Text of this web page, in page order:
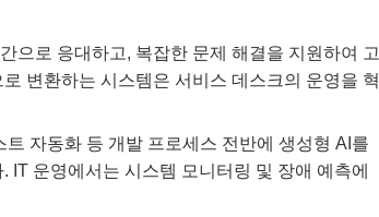
으로 응대하고, 복잡한 문제 해결을 지원하여 고
변환하는 시스템은 서비스 데스크의 운영을 혁
트 자동화 등 개발 프로세스 전반에 생성형 AI를
운영에서는 시스템 모니터링 및 장애 예측에